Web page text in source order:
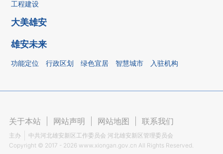
工程建设
大美雄安
雄安未来
功能定位 行政区划 绿色宜居 智慧城市 入驻机构
关于本站 网站声明 网站地图 联系我们
主办
中共河北雄安新区工作委员会 河北雄安新区管理委员会
Copyright © 2017 - 2026 www.xiongan.gov.cn All Rights Reserved.